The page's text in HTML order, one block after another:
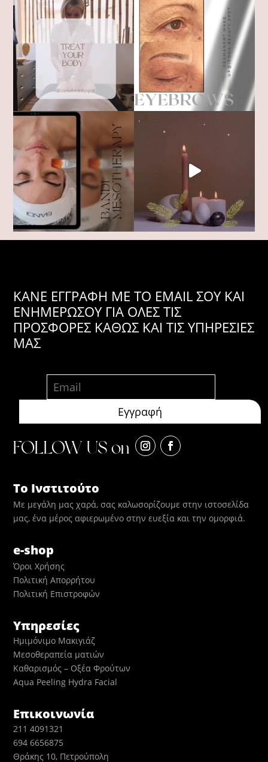
KANE ΕΓΓΡΑΦΗ ΜΕ ΤΟ EMAIL ΣΟΥ ΚΑΙ
ΕΝΗΜΕΡΩΣΟΥ ΓΙΑ ΟΛΕΣ ΤΙΣ
ΠΡΟΣΦΟΡΕΣ ΚΑΘΩΣ ΚΑΙ ΤΙΣ ΥΠΗΡΕΣΙΕΣ
ΜΑΣ
FOLLOW US on
Το Ινστιτούτο
Με μεγάλη μας χαρά, σας καλωσορίζουμε στην ιστοσελίδα
μας, ένα μέρος αφιερωμένο στην ευεξία και την ομορφιά.
e-shop
Όροι Χρήσης
Πολιτική Απορρήτου
Πολιτική Επιστροφών
Υπηρεσίες
Ημιμόνιμο Μακιγιάζ
Μεσοθεραπεία ματιών
Καθαρισμός – Οξέα Φρούτων
Aqua Peeling Hydra Facial
Επικοινωνία
211 4091321
694 6656875
Θράκης 10, Πετρούπολη